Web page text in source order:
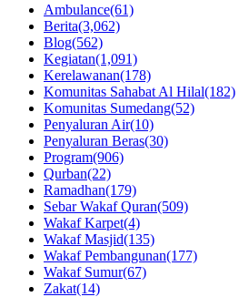
Ambulance(61)
Berita(3,062)
Blog(562)
Kegiatan(1,091)
Kerelawanan(178)
Komunitas Sahabat Al Hilal(182)
Komunitas Sumedang(52)
Penyaluran Air(10)
Penyaluran Beras(30)
Program(906)
Qurban(22)
Ramadhan(179)
Sebar Wakaf Quran(509)
Wakaf Karpet(4)
Wakaf Masjid(135)
Wakaf Pembangunan(177)
Wakaf Sumur(67)
Zakat(14)